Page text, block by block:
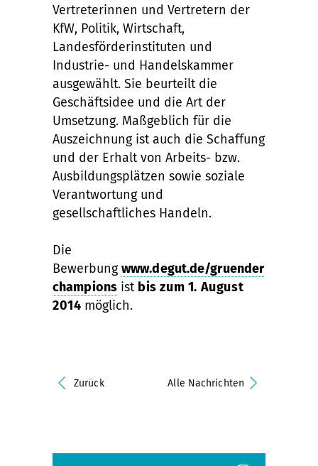
Vertreterinnen und Vertretern der
KfW, Politik, Wirtschaft,
Landesförderinstituten und
Industrie- und Handelskammer
ausgewählt. Sie beurteilt die
Geschäftsidee und die Art der
Umsetzung. Maßgeblich für die
Auszeichnung ist auch die Schaffung
und der Erhalt von Arbeits- bzw.
Ausbildungsplätzen sowie soziale
Verantwortung und
gesellschaftliches Handeln.
Die
Bewerbungwww.degut.de/gruender
championsist bis zum 1. August
2014 möglich.
Zurück Alle Nachrichten